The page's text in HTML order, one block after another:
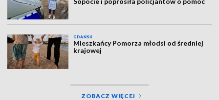
GDAŃSK
Mieszkańcy Pomorza młodsi od średniej
krajowej
ZOBACZ WIĘCEJ